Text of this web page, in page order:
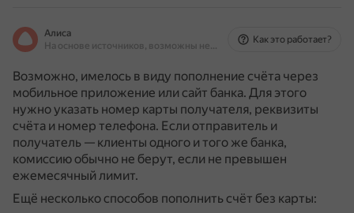
Алиса
На основе источников, возможны неточности
Как это работает?
Возможно, имелось в виду пополнение счёта через
мобильное приложение или сайт банка. Для этого
нужно указать номер карты получателя, реквизиты
счёта и номер телефона. Если отправитель и
получатель — клиенты одного и того же банка,
комиссию обычно не берут, если не превышен
ежемесячный лимит.
Ещё несколько способов пополнить счёт без карты: